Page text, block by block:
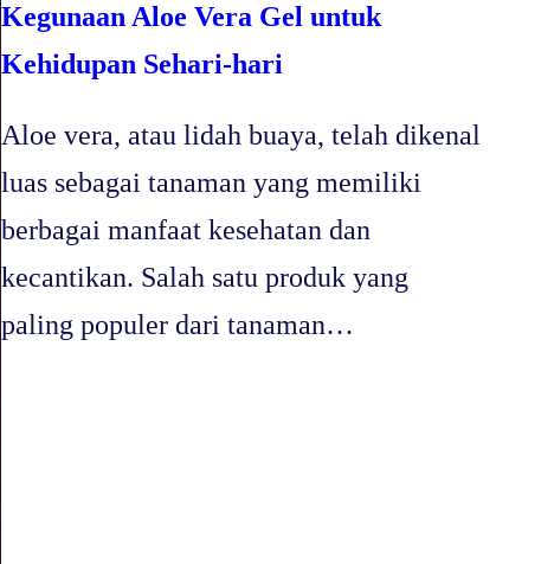
Kegunaan Aloe Vera Gel untuk
Kehidupan Sehari-hari
Aloe vera, atau lidah buaya, telah dikenal
luas sebagai tanaman yang memiliki
berbagai manfaat kesehatan dan
kecantikan. Salah satu produk yang
paling populer dari tanaman…